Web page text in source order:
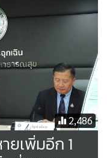
2,486
ยเพิ่มอีก 1